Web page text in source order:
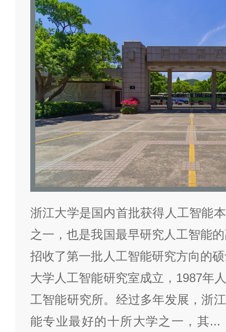
浙江大学是国内首批获得人工智能
之一，也是我国最早研究人工智能
招收了第一批人工智能研究方向的
大学人工智能研究室成立，1987年
工智能研究所。经过多年发展，浙
能专业最好的十所大学之一，其...